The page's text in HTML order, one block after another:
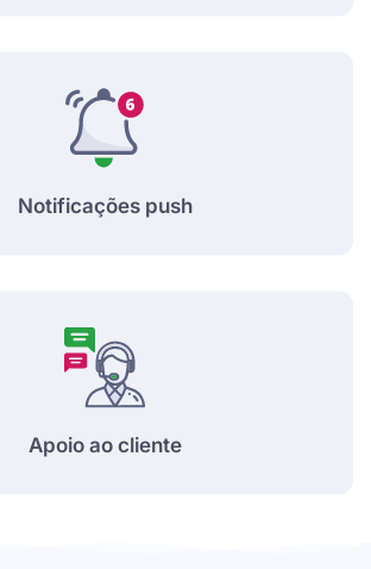
Notificações push
Apoio ao cliente